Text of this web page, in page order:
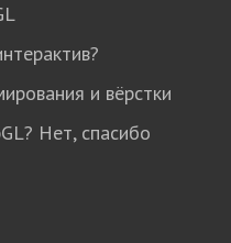
и вёрстки
Нет, спасибо